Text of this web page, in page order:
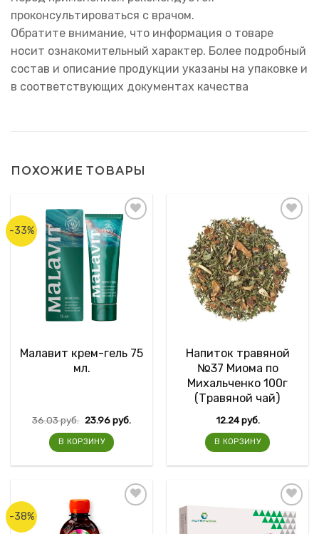
проконсультироваться с врачом.
Обратите внимание, что информация о товаре
носит ознакомительный характер. Более подробный
состав и описание продукции указаны на упаковке и
в соответствующих документах качества
ПОХОЖИЕ ТОВАРЫ
-33%
Малавит крем-гель 75
мл.
36.03руб. 23.96руб.
В КОРЗИНУ
Напиток травяной
№37 Миома по
Михальченко 100г
(Травяной чай)
12.24руб.
В КОРЗИНУ
-38%